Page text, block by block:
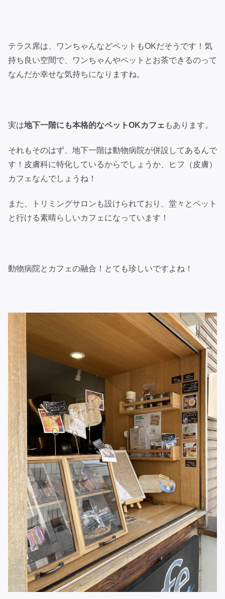
テラス席は、ワンちゃんなどペットもOKだそうです！気
持ち良い空間で、ワンちゃんやペットとお茶できるのって
なんだか幸せな気持ちになりますね。
実は地下一階にも本格的なペットOKカフェ もあります。
それもそのはず、地下一階は動物病院が併設してあるんで
す！皮膚科に特化しているからでしょうか、ヒフ（皮膚）
カフェなんでしょうね！
また、トリミングサロンも設けられており、堂々とペット
と行ける素晴らしいカフェになっています！
動物病院とカフェの融合！とても珍しいですよね！